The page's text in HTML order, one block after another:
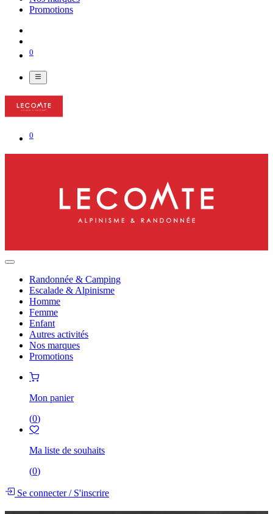
Promotions
0
0
Randonnée & Camping
Escalade & Alpinisme
Homme
Femme
Enfant
Autres activités
Nos marques
Promotions
Mon panier
(0)
Ma liste de souhaits
(0)
Se connecter/S'inscrire